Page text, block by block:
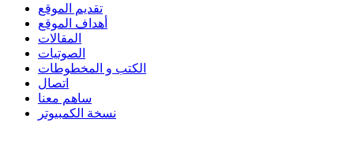
تقديم الموقع
أهداف الموقع
المقالات
الصوتيات
الكتب و المخطوطات
اتصال
ساهم معنا
نسخة الكمبيوتر